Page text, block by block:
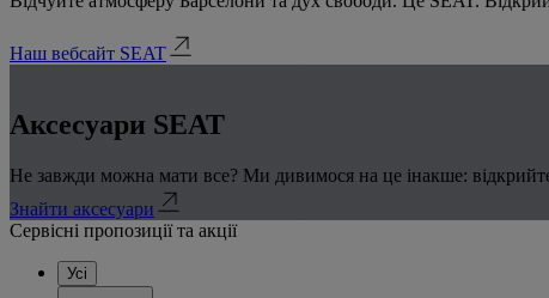
Наш вебсайт SEAT
Аксесуари SEAT
Не завжди можна мати все? Ми дивимося на це інакше:
Знайти аксесуари
Сервісні пропозиції та акції
Усі